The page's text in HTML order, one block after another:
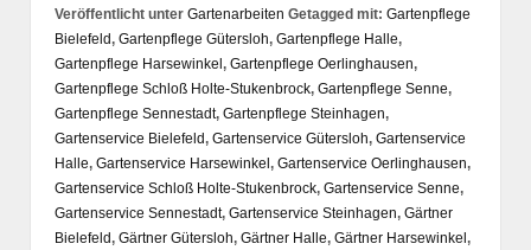
Veröffentlicht unter Gartenarbeiten Getagged mit: Gartenpflege
Bielefeld, Gartenpflege Gütersloh, Gartenpflege Halle,
Gartenpflege Harsewinkel, Gartenpflege Oerlinghausen,
Gartenpflege Schloß Holte-Stukenbrock, Gartenpflege Senne,
Gartenpflege Sennestadt, Gartenpflege Steinhagen,
Gartenservice Bielefeld, Gartenservice Gütersloh, Gartenservice
Halle, Gartenservice Harsewinkel, Gartenservice Oerlinghausen,
Gartenservice Schloß Holte-Stukenbrock, Gartenservice Senne,
Gartenservice Sennestadt, Gartenservice Steinhagen, Gärtner
Bielefeld, Gärtner Gütersloh, Gärtner Halle, Gärtner Harsewinkel,